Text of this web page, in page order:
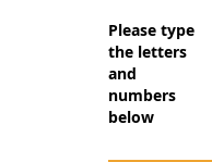
Please type
the letters
and
numbers
below